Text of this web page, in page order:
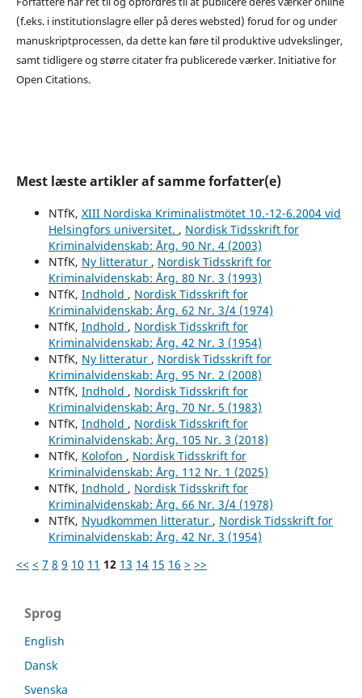
(f.eks. i institutionslagre eller på deres websted) forud for og under
manuskriptprocessen, da dette kan føre til produktive udvekslinger,
samt tidligere og større citater fra publicerede værker. Initiative for
Open Citations.
Mest læste artikler af samme forfatter(e)
NTfK, XIII Nordiska Kriminalistmötet 10.-12-6.2004 vid
Helsingfors universitet. , Nordisk Tidsskrift for
Kriminalvidenskab: Årg. 90 Nr. 4 (2003)
NTfK, Ny litteratur , Nordisk Tidsskrift for
Kriminalvidenskab: Årg. 80 Nr. 3 (1993)
NTfK, Indhold , Nordisk Tidsskrift for
Kriminalvidenskab: Årg. 62 Nr. 3/4 (1974)
NTfK, Indhold , Nordisk Tidsskrift for
Kriminalvidenskab: Årg. 42 Nr. 3 (1954)
NTfK, Ny litteratur , Nordisk Tidsskrift for
Kriminalvidenskab: Årg. 95 Nr. 2 (2008)
NTfK, Indhold , Nordisk Tidsskrift for
Kriminalvidenskab: Årg. 70 Nr. 5 (1983)
NTfK, Indhold , Nordisk Tidsskrift for
Kriminalvidenskab: Årg. 105 Nr. 3 (2018)
NTfK, Kolofon , Nordisk Tidsskrift for
Kriminalvidenskab: Årg. 112 Nr. 1 (2025)
NTfK, Indhold , Nordisk Tidsskrift for
Kriminalvidenskab: Årg. 66 Nr. 3/4 (1978)
NTfK, Nyudkommen litteratur , Nordisk Tidsskrift for
Kriminalvidenskab: Årg. 42 Nr. 3 (1954)
<< < 7 8 9 10 11 12 13 14 15 16 > >>
Sprog
English
Dansk
Svenska